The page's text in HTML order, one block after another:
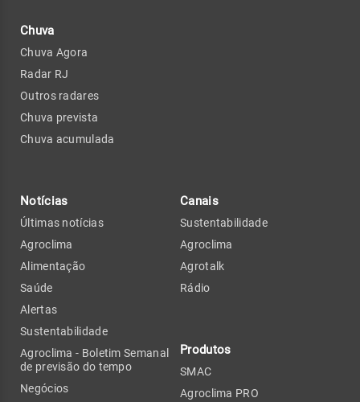
Chuva
Chuva Agora
Radar RJ
Outros radares
Chuva prevista
Chuva acumulada
Notícias
Últimas notícias
Agroclima
Alimentação
Saúde
Alertas
Sustentabilidade
Agroclima - Boletim Semanal
de previsão do tempo
Negócios
Canais
Sustentabilidade
Agroclima
Agrotalk
Rádio
Produtos
SMAC
Agroclima PRO